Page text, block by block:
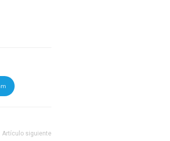
Artículo siguiente